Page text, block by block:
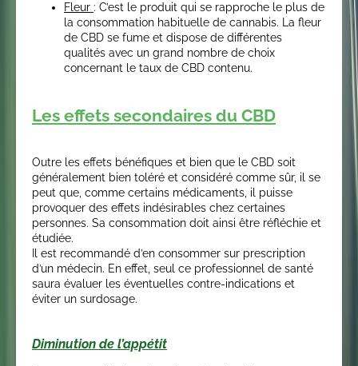
Fleur : C’est le produit qui se rapproche le plus de
la consommation habituelle de cannabis. La fleur
de CBD se fume et dispose de différentes
qualités avec un grand nombre de choix
concernant le taux de CBD contenu.
Les effets secondaires du CBD
Outre les effets bénéfiques et bien que le CBD soit
généralement bien toléré et considéré comme sûr, il se
peut que, comme certains médicaments, il puisse
provoquer des effets indésirables chez certaines
personnes. Sa consommation doit ainsi être réfléchie et
étudiée.
Il est recommandé d’en consommer sur prescription
d’un médecin. En effet, seul ce professionnel de santé
saura évaluer les éventuelles contre-indications et
éviter un surdosage.
Diminution de l’appétit